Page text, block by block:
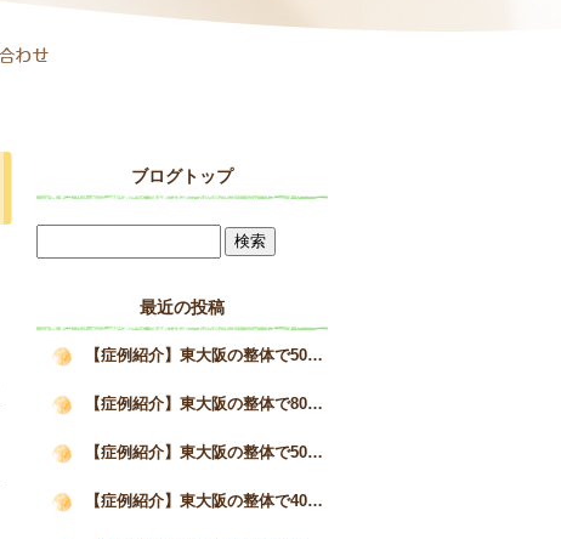
ブログトップ
最近の投稿
【症例紹介】東大阪の整体で50代女性の巻き肩と疲労感が改善した施術事例｜姿勢矯正院スタイルケア
【症例紹介】東大阪の整体で80代男性の猫背を改善へ｜高齢者の姿勢改善と身体の変化｜姿勢矯正院スタイルケア
【症例紹介】東大阪の整体で50代女性の猫背と自律神経の不調が3か月で改善した事例｜姿勢矯正院スタイルケア
【症例紹介】東大阪の整体で40代女性の猫背・巻き肩を改善｜慢性的な肩こりと疲労感の変化｜姿勢矯正院スタイルケア